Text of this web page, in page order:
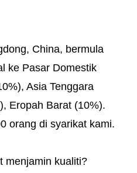
China, bermula
ke Pasar Domestik
Asia Tenggara
Eropah Barat (10%).
orang di syarikat kami.
menjamin kualiti?